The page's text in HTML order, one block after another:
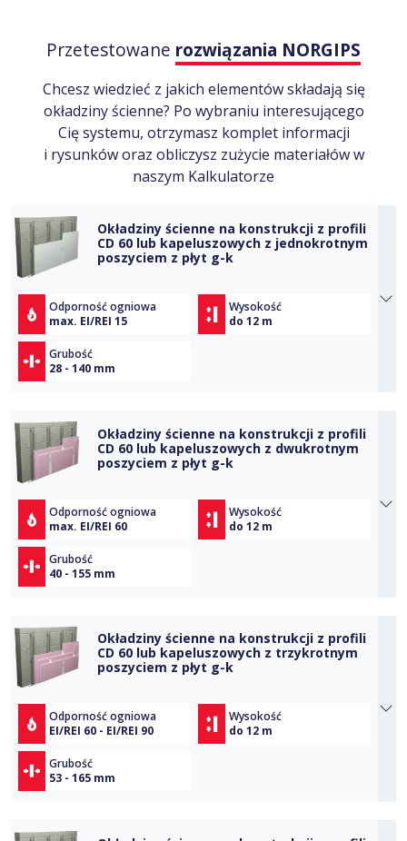
Przetestowane rozwiązania NORGIPS
Chcesz wiedzieć z jakich elementów składają się
okładziny ścienne? Po wybraniu interesującego
Cię systemu, otrzymasz komplet informacji
i rysunków oraz obliczysz zużycie materiałów w
naszym Kalkulatorze
Okładziny ścienne na konstrukcji z profili
CD 60 lub kapeluszowych z jednokrotnym
poszyciem z płyt g-k
Odporność ogniowa
max. EI/REI 15
Wysokość
do 12 m
Grubość
28 - 140 mm
Okładziny ścienne na konstrukcji z profili
CD 60 lub kapeluszowych z dwukrotnym
poszyciem z płyt g-k
Odporność ogniowa
max. EI/REI 60
Wysokość
do 12 m
Grubość
40 - 155 mm
Okładziny ścienne na konstrukcji z profili
CD 60 lub kapeluszowych z trzykrotnym
poszyciem z płyt g-k
Odporność ogniowa
EI/REI 60 - EI/REI 90
Wysokość
do 12 m
Grubość
53 - 165 mm